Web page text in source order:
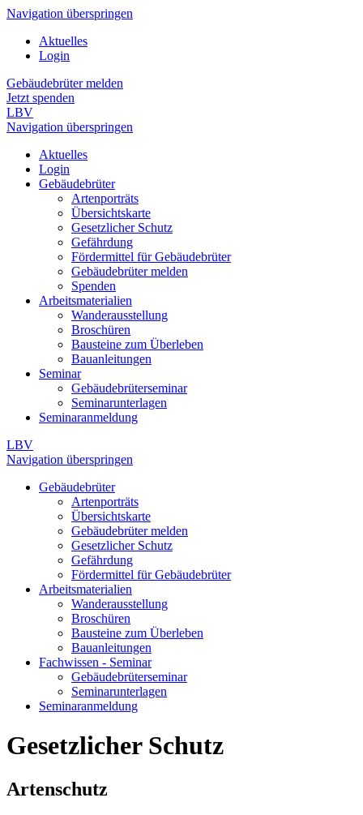
Navigation überspringen
Aktuelles
Login
Gebäudebrüter melden
Jetzt spenden
LBV
Navigation überspringen
Aktuelles
Login
Gebäudebrüter
Artenporträts
Übersichtskarte
Gesetzlicher Schutz
Gefährdung
Fördermittel für Gebäudebrüter
Gebäudebrüter melden
Spenden
Arbeitsmaterialien
Wanderausstellung
Broschüren
Bausteine zum Überleben
Bauanleitungen
Seminar
Gebäudebrüterseminar
Seminarunterlagen
Seminaranmeldung
LBV
Navigation überspringen
Gebäudebrüter
Artenporträts
Übersichtskarte
Gebäudebrüter melden
Gesetzlicher Schutz
Gefährdung
Fördermittel für Gebäudebrüter
Arbeitsmaterialien
Wanderausstellung
Broschüren
Bausteine zum Überleben
Bauanleitungen
Fachwissen - Seminar
Gebäudebrüterseminar
Seminarunterlagen
Seminaranmeldung
Gesetzlicher Schutz
Artenschutz